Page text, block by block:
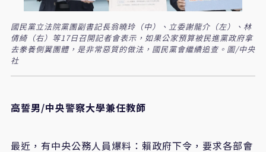
國民黨立法院黨團副書記長翁曉玲（中）、立委謝龍介（左）、林
倩綺（右）等17日召開記者會表示，如果公家預算被民進黨政府拿
去豢養側翼團體，是非常惡質的做法，國民黨會繼續追查。圖/中央
社
高誓男/中央警察大學兼任教師
最近，有中央公務人員爆料：賴政府下令，要求各部會